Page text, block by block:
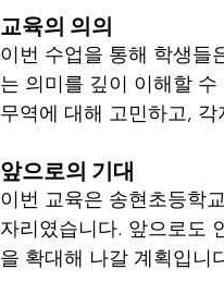
교육의 의의
이번 수업을 통해 학생들
는 의미를 깊이 이해할
무역에 대해 고민하고,
앞으로의 기대
이번 교육은 송현초등학
자리였습니다. 앞으로도
을 확대해 나갈 계획입니